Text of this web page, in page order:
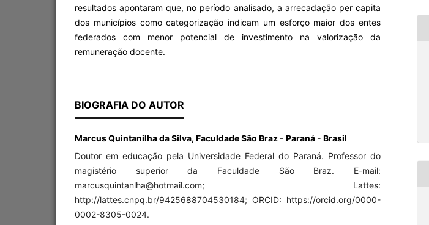
resultados apontaram que, no período analisado, a arrecadação per capita
dos municípios como categorização indicam um esforço maior dos entes
federados com menor potencial de investimento na valorização da
remuneração docente.
BIOGRAFIA DO AUTOR
Marcus Quintanilha da Silva, Faculdade São Braz - Paraná - Brasil
Doutor em educação pela Universidade Federal do Paraná. Professor do
magistério superior da Faculdade São Braz. E-mail:
marcusquintanlha@hotmail.com; Lattes:
http://lattes.cnpq.br/9425688704530184; ORCID: https://orcid.org/0000-
0002-8305-0024.